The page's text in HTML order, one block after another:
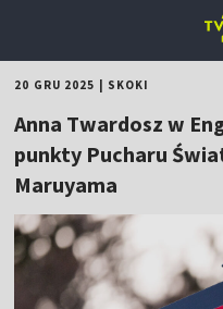
20 GRU 2025 SKOKI
Anna Twardosz w
punkty Pucharu
Maruyama